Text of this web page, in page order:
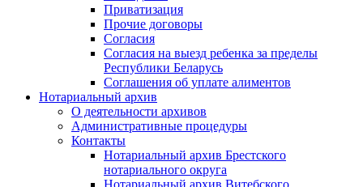
Приватизация
Прочие договоры
Согласия
Согласия на выезд ребенка за пределы
Республики Беларусь
Соглашения об уплате алиментов
Нотариальный архив
О деятельности архивов
Административные процедуры
Контакты
Нотариальный архив Брестского
нотариального округа
Нотариальный архив Витебского